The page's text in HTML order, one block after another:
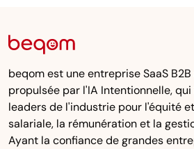
beqom est une entreprise SaaS
propulsée par l'IA Intentionnelle,
leaders de l'industrie pour l'équité
salariale, la rémunération et la
Ayant la confiance de grandes